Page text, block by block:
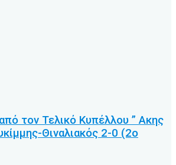
τον Τελικό Κυπέλλου ” Ακης
Θιναλιακός 2-0 (2ο